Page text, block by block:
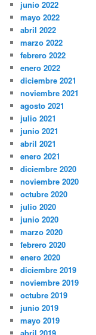
junio 2022
mayo 2022
abril 2022
marzo 2022
febrero 2022
enero 2022
diciembre 2021
noviembre 2021
agosto 2021
julio 2021
junio 2021
abril 2021
enero 2021
diciembre 2020
noviembre 2020
octubre 2020
julio 2020
junio 2020
marzo 2020
febrero 2020
enero 2020
diciembre 2019
noviembre 2019
octubre 2019
junio 2019
mayo 2019